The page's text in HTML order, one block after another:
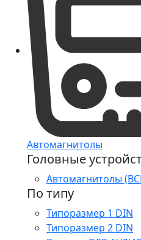
Автомагнитолы
Головные
Автомагнитолы
По типу
Типоразмер 1 DIN
Типоразмер 2 DIN